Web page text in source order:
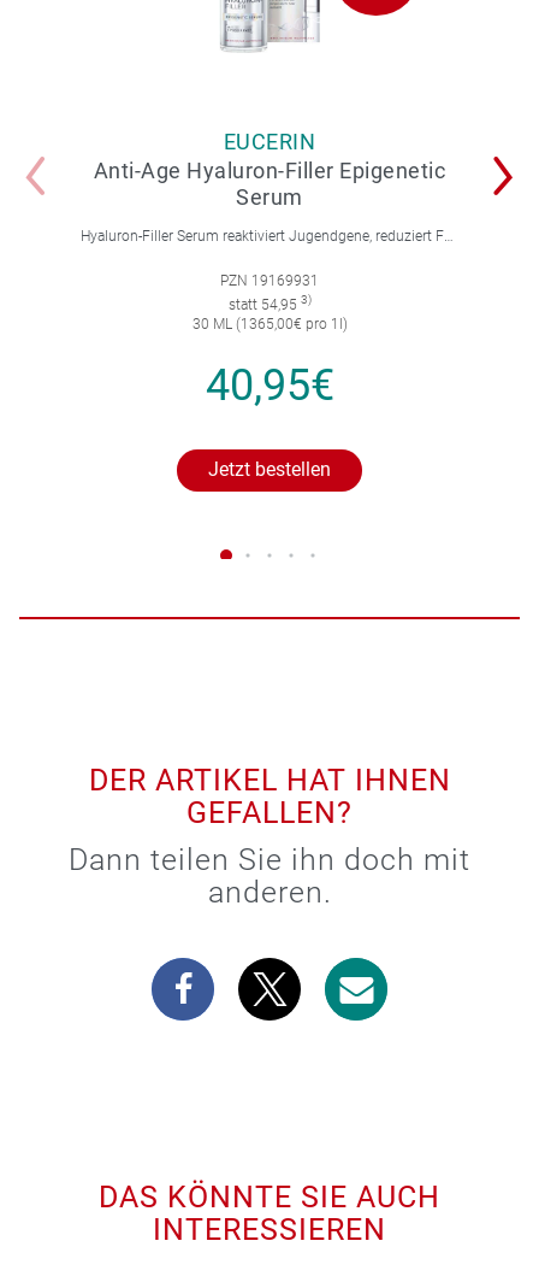
EUCERIN
Anti-Age Hyaluron-Filler Epigenetic
Serum
Hyaluron-Filler Serum reaktiviert Jugendgene, reduziert Falten und feine Linien, spendet intensive Feuchtigkeit und strafft die Gesichtskonturen.
PZN 19169931
statt 54,95 3)
30 ML (1365,00€ pro 1l)
40,95€
Jetzt bestellen
DER ARTIKEL HAT IHNEN
GEFALLEN?
Dann teilen Sie ihn doch mit
anderen.
DAS KÖNNTE SIE AUCH
INTERESSIEREN